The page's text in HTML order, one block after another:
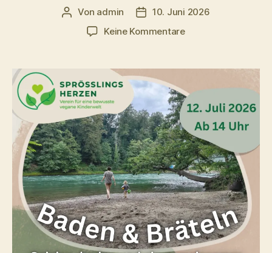
Beitragsautor
Von admin Veröffentlichungsdatum
10. Juni 2026
Keine Kommentarezu
Bräteln
Goggi-
Strand